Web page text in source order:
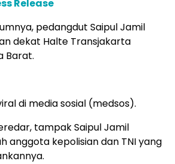
Release
pedangdut Saipul Jamil
dekat Halte Transjakarta
Barat.
di media sosial (medsos).
tampak Saipul Jamil
anggota kepolisian dan TNI yang